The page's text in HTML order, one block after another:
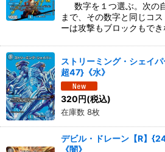
数字を１つ選ぶ。次の
まで、その数字と同じコ
ーは攻撃もブロックもでき
ストリーミング・シェイ
超47}《水》
320円(税込)
在庫数 8枚
デビル・ドレーン【R】
《闇》